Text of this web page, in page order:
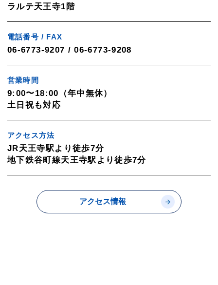
ラルテ天王寺1階
電話番号 / FAX
06-6773-9207 / 06-6773-9208
営業時間
9:00〜18:00（年中無休）
土日祝も対応
アクセス方法
JR天王寺駅より徒歩7分
地下鉄谷町線天王寺駅より徒歩7分
アクセス情報